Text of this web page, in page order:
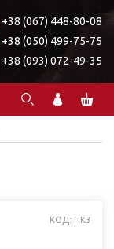
+38 (067) 448-80-08
+38 (050) 499-75-75
+38 (093) 072-49-35
КОД: ПК3